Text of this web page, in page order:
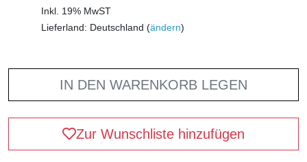
Inkl. 19% MwST
Lieferland: Deutschland (ändern)
IN DEN WARENKORB LEGEN
Zur Wunschliste hinzufügen